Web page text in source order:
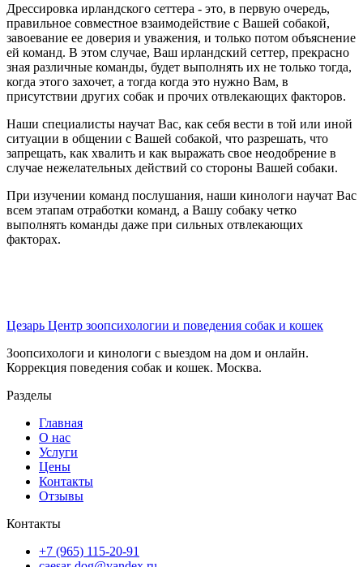
Дрессировка ирландского сеттера - это, в первую очередь,
правильное совместное взаимодействие с Вашей собакой,
завоевание ее доверия и уважения, и только потом объяснение
ей команд. В этом случае, Ваш ирландский сеттер, прекрасно
зная различные команды, будет выполнять их не только тогда,
когда этого захочет, а тогда когда это нужно Вам, в
присутствии других собак и прочих отвлекающих факторов.
Наши специалисты научат Вас, как себя вести в той или иной
ситуации в общении с Вашей собакой, что разрешать, что
запрещать, как хвалить и как выражать свое неодобрение в
случае нежелательных действий со стороны Вашей собаки.
При изучении команд послушания, наши кинологи научат Вас
всем этапам отработки команд, а Вашу собаку четко
выполнять команды даже при сильных отвлекающих
факторах.
Цезарь Центр зоопсихологии и поведения собак и кошек
Зоопсихологи и кинологи с выездом на дом и онлайн.
Коррекция поведения собак и кошек. Москва.
Разделы
Главная
О нас
Услуги
Цены
Контакты
Отзывы
Контакты
+7 (965) 115-20-91